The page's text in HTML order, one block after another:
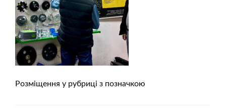
Розміщення у рубриці з позначкою